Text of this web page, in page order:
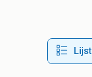
Lijst